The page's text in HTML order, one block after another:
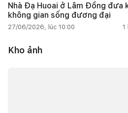
Nhà Đạ Huoai ở Lâm Đồng đưa
không gian sống đương đại
27/06/2026, lúc 10:00 1
Kho ảnh